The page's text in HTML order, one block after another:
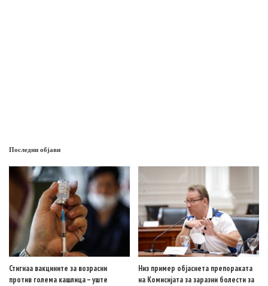
Последни објави
Стигнаа вакцините за возрасни
против голема кашлица – уште
Низ пример објаснета препораката
на Комисијата за заразни болести за